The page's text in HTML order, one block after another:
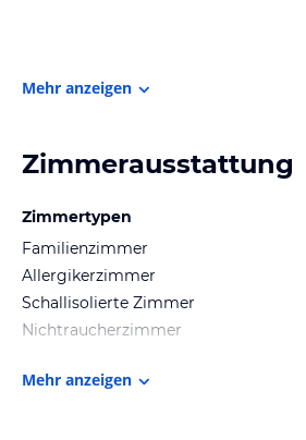
Mehr anzeigen
Zimmerausstattung
Zimmertypen
Familienzimmer
Allergikerzimmer
Schallisolierte Zimmer
Nichtraucherzimmer
Mehr anzeigen